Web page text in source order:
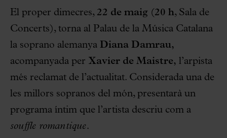
El proper dimecres, 22 de maig (20 h, Sala de
Concerts), torna al Palau de la Música Catalana
la soprano alemanya Diana Damrau,
acompanyada per Xavier de Maistre, l’arpista
més reclamat de l’actualitat. Considerada una de
les millors sopranos del món, presentarà un
programa íntim que l’artista descriu com a
souffle romantique.